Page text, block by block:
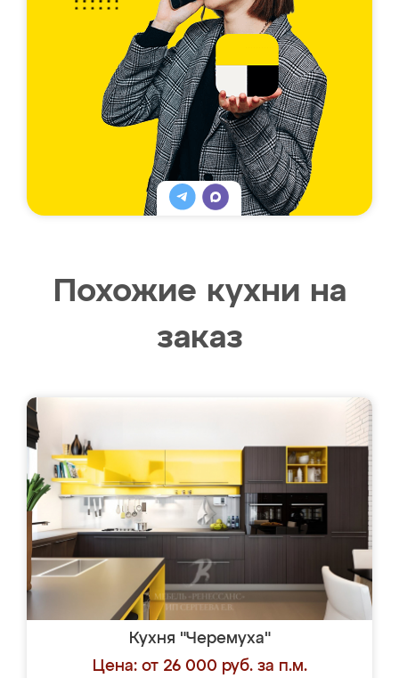
Похожие кухни на
заказ
Кухня "Черемуха"
Цена: от 26 000 руб. за п.м.